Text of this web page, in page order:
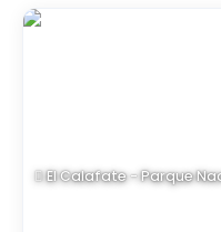
El Calafate - Parque